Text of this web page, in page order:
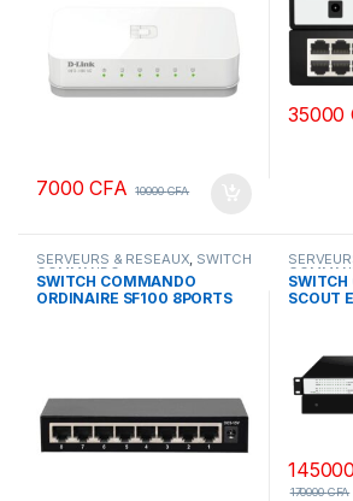
7000CFA 10000CFA
35000
SERVEURS & RESEAUX, SWITCH
COMMANDO
SWITCH COMMANDO
ORDINAIRE SF100 8PORTS
SCOUT
170000CFA